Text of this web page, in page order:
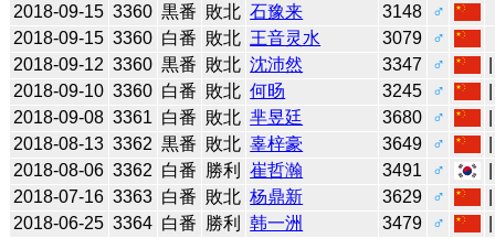
2018-09-15 3360 黒番 敗北 石豫来 3148
♂
2018-09-15 3360 白番 敗北 王音灵水 3079
♂
2018-09-12 3360 黒番 敗北 沈沛然 3347 ♂
2018-09-10 3360 白番 敗北 何旸 3245 ♂
2018-09-08 3361 白番 敗北 芈昱廷 3680 ♂
2018-08-13 3362 黒番 敗北 辜梓豪 3649 ♂
2018-08-06 3362 白番 勝利 崔哲瀚 3491 ♂
2018-07-16 3363 白番 敗北 杨鼎新 3629 ♂
2018-06-25 3364 白番 勝利 韩一洲 3479 ♂